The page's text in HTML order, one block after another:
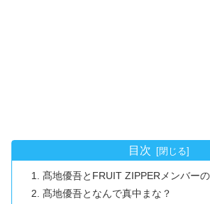
目次
髙地優吾とFRUIT ZIPPERメンバー
髙地優吾となんで真中まな？